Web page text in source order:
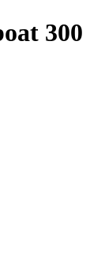
300